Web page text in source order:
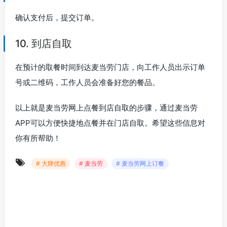
确认支付后，提交订单。
10. 到店自取
在预计的取餐时间到达麦当劳门店，向工作人员出示订单
号或二维码，工作人员会准备好您的餐品。
以上就是麦当劳网上点餐到店自取的步骤，通过麦当劳
APP可以方便快捷地点餐并在门店自取。希望这些信息对
你有所帮助！
# 大牌优惠 # 麦当劳 # 麦当劳网上订餐